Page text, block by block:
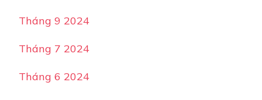
Tháng 9 2024
Tháng 7 2024
Tháng 6 2024